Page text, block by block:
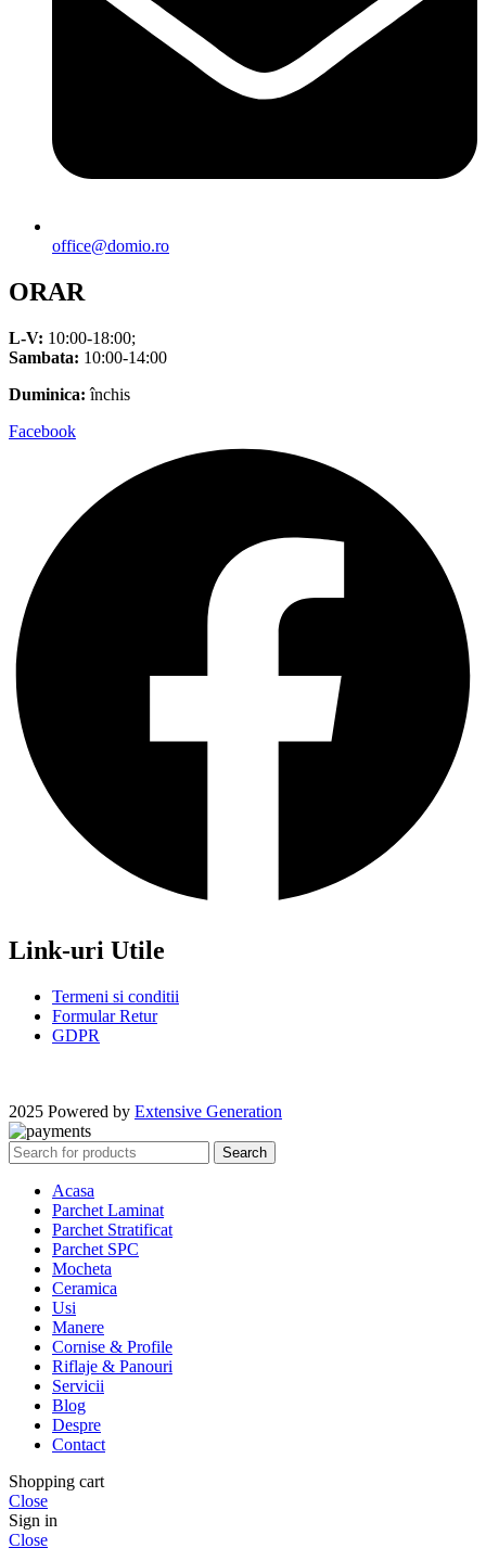
office@domio.ro
ORAR
L-V: 10:00-18:00;
Sambata: 10:00-14:00
Duminica: închis
Facebook
Link-uri Utile
Termeni si conditii
Formular Retur
GDPR
2025 Powered by Extensive Generation
Search
Acasa
Parchet Laminat
Parchet Stratificat
Parchet SPC
Mocheta
Ceramica
Usi
Manere
Cornise & Profile
Riflaje & Panouri
Servicii
Blog
Despre
Contact
Shopping cart
Close
Sign in
Close